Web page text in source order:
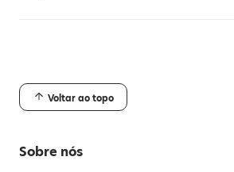
Voltar ao topo
Sobre nós